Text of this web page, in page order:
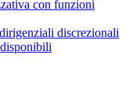
con funzioni
discrezionali